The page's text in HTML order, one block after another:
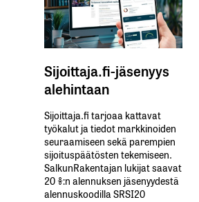
Sijoittaja.fi-jäsenyys
alehintaan
Sijoittaja.fi tarjoaa kattavat
työkalut ja tiedot markkinoiden
seuraamiseen sekä parempien
sijoituspäätösten tekemiseen.
SalkunRakentajan lukijat saavat
20 %:n alennuksen jäsenyydestä
alennuskoodilla SRSI20